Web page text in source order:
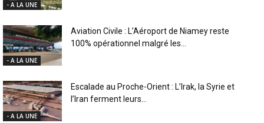
- A LA UNE
- A LA UNE
Aviation Civile : L’Aéroport de Niamey reste
100% opérationnel malgré les...
- A LA UNE
Escalade au Proche-Orient : L’Irak, la Syrie et
l’Iran ferment leurs...